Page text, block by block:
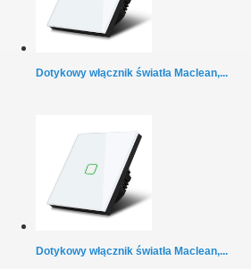
Dotykowy włącznik światła Maclean,...
Dotykowy włącznik światła Maclean,...